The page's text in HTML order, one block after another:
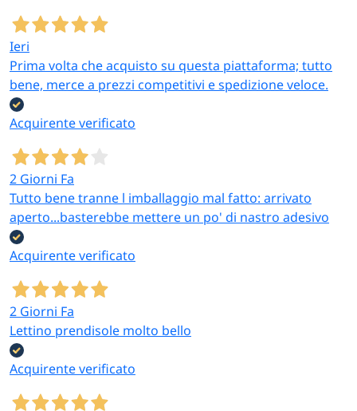
Ieri
Prima volta che acquisto su questa piattaforma; tutto
bene, merce a prezzi competitivi e spedizione veloce.
Acquirente verificato
2 Giorni Fa
Tutto bene tranne l imballaggio mal fatto: arrivato
aperto...basterebbe mettere un po' di nastro adesivo
Acquirente verificato
2 Giorni Fa
Lettino prendisole molto bello
Acquirente verificato